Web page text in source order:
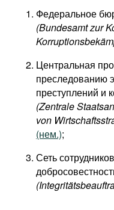
Федеральное
(Bundesamt zur
Центральная
преследованию
преступлений и
(Zentrale
von
(нем.);
Сеть